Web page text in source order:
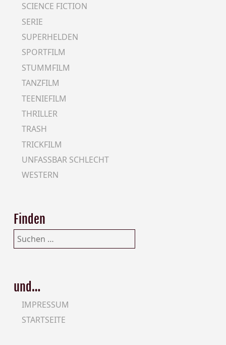
SCIENCE FICTION
SERIE
SUPERHELDEN
SPORTFILM
STUMMFILM
TANZFILM
TEENIEFILM
THRILLER
TRASH
TRICKFILM
UNFASSBAR SCHLECHT
WESTERN
Finden
Suchen
nach:
und…
IMPRESSUM
STARTSEITE